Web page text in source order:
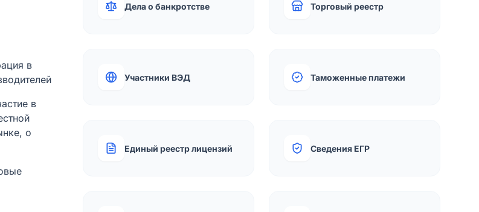
в
в
о
Дела о банкротстве Торговый реестр
Участники ВЭД Таможенные платежи
Единый реестр лицензий Сведения ЕГР